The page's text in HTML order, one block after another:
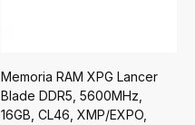
Memoria RAM XPG Lancer
Blade DDR5, 5600MHz,
16GB, CL46, XMP/EXPO,